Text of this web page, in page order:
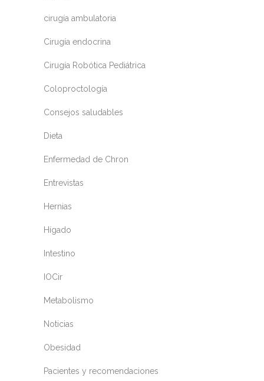
cirugía ambulatoria
Cirugía endocrina
Cirugía Robótica Pediátrica
Coloproctología
Consejos saludables
Dieta
Enfermedad de Chron
Entrevistas
Hernias
Hígado
Intestino
IOCir
Metabolismo
Noticias
Obesidad
Pacientes y recomendaciones